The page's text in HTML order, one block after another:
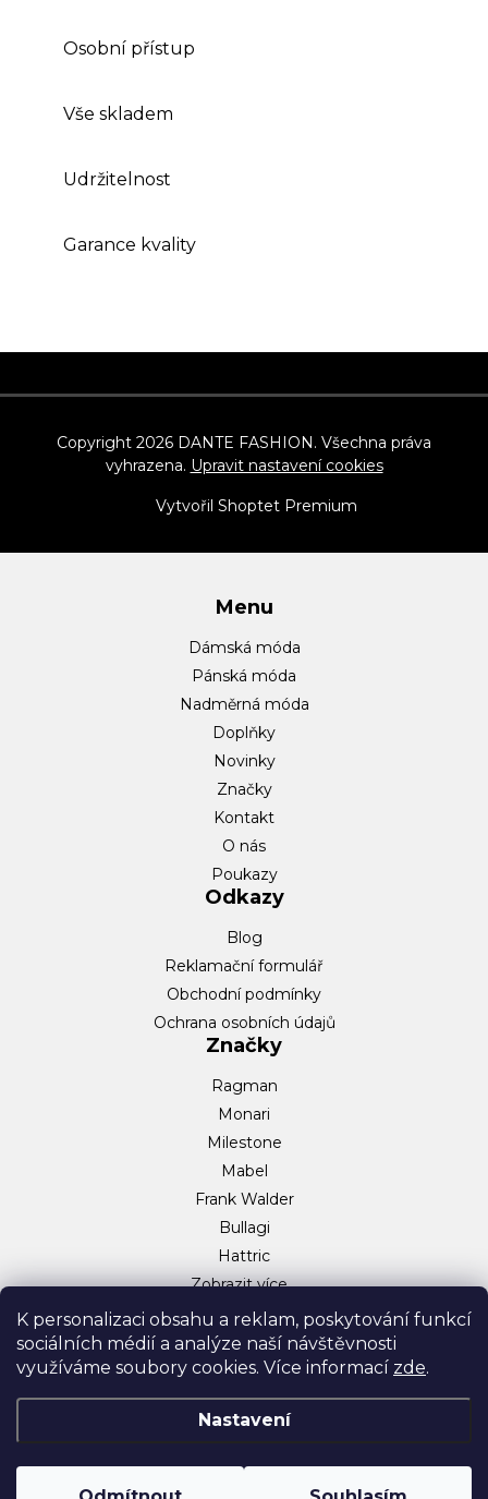
K personalizaci obsahu a reklam, poskytování funkcí
sociálních médií a analýze naší návštěvnosti
využíváme soubory cookies. Více informací zde.
Nastavení
Osobní přístup
Vše skladem
Udržitelnost
Garance kvality
á
í
Vytvořil Shoptet Premium
Copyright 2026 DANTE FASHION. Všechna práva
vyhrazena. Upravit nastavení cookies
Menu
Dámská móda
Pánská móda
Nadměrná móda
Doplňky
Novinky
Značky
Kontakt
O nás
Poukazy
Odkazy
Blog
Reklamační formulář
Obchodní podmínky
Ochrana osobních údajů
Značky
Ragman
Monari
Milestone
Mabel
Frank Walder
Bullagi
Hattric
Zobrazit více…
Sociální sítě
Facebook
Instagram
TikTok